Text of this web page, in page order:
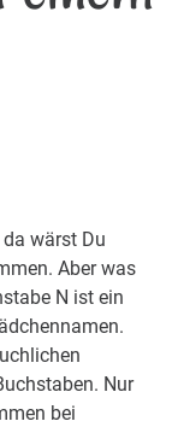
wärst Du
Aber was
N ist ein
Nur
bei